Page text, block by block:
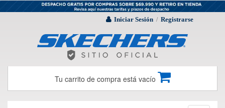
Iniciar Sesión / Registrarse
Tu carrito de compra está vacío